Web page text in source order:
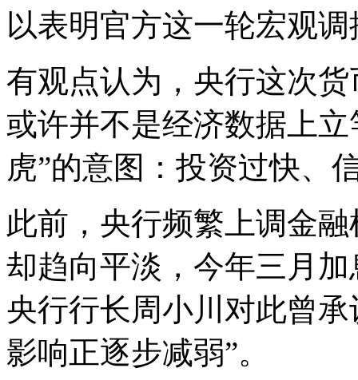
以表明官方这一轮宏观
有观点认为，央行这次
或许并不是经济数据上
虎”的意图：投资过快、
此前，央行频繁上调金
却趋向平淡，今年三月
央行行长周小川对此曾
影响正逐步减弱”。